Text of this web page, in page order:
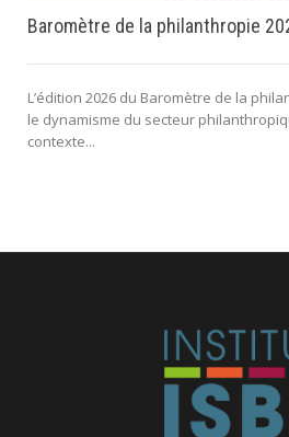
Baromètre de la philanthropie
L’édition 2026 du Baromètre de la
le dynamisme du secteur
contexte...